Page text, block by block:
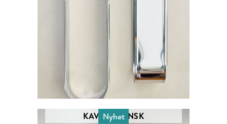
KAVEL FRANSK
Nyhet